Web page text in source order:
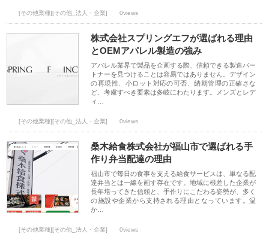
[その他業種][その他_法人・企業] 0views
株式会社スプリングエフが選ばれる理由
とOEMアパレル製造の強み
アパレル業界で製品を企画する際、信頼できる製造パー
トナーを見つけることは容易ではありません。デザイン
の再現性、小ロット対応の可否、納期管理の正確さな
ど、考慮すべき要素は多岐にわたります。メンズとレデ
ィ…
[その他業種][その他_法人・企業] 0views
桑木給食株式会社が福山市で選ばれる手
作り弁当配達の理由
福山市で毎日の食事を支える給食サービスは、単なる配
達弁当とは一線を画す存在です。地域に根差した企業が
長年培ってきた信頼と、手作りにこだわる姿勢が、多く
の施設や企業から支持される理由となっています。温
か…
[その他業種][その他_法人・企業] 0views